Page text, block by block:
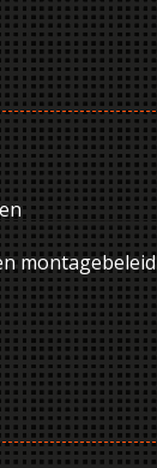
montagebeleid